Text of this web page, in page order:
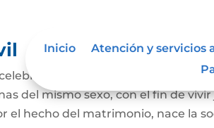
Inicio Atención y servicios
ante juez o notario, por el
del mismo sexo, con el fin de
el hecho del matrimonio, nace la